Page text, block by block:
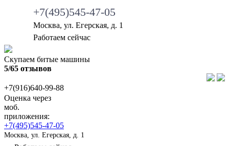
+7(495)545-47-05
Москва, ул. Егерская, д. 1
Работаем сейчас
Скупаем битые машины
5/65 отзывов
+7(916)640-99-88
Оценка через
моб.
приложения:
+7(495)545-47-05
Москва, ул. Егерская, д. 1